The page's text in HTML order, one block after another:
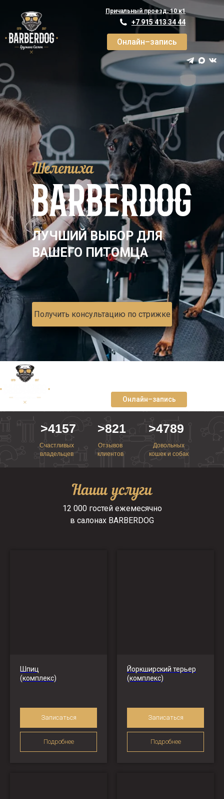
ЛУЧШИЙ ВЫБОР ДЛЯ
ВАШЕГО ПИТОМЦА
Получить консультацию по стрижке
Онлайн–запись
Шелепиха
+7 915 413 34 44
Причальный проезд, 10 к1
Онлайн–запись
Счастливых
владельцев
Отзывов
клиентов
>4157
Довольных
кошек и собак
>821 >4789
Наши услуги
12 000 гостей ежемесячно
в салонах BARBERDOG
Шпиц
(комплекс)
Записаться
Подробнее
Йоркширский терьер
(комплекс)
Записаться
Подробнее